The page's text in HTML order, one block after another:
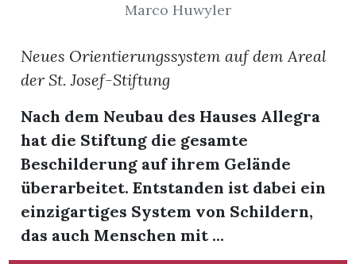
Marco Huwyler
Neues Orientierungssystem auf dem Areal
der St. Josef-Stiftung
Nach dem Neubau des Hauses Allegra
hat die Stiftung die gesamte
Beschilderung auf ihrem Gelände
überarbeitet. Entstanden ist dabei ein
einzigartiges System von Schildern,
das auch Menschen mit ...